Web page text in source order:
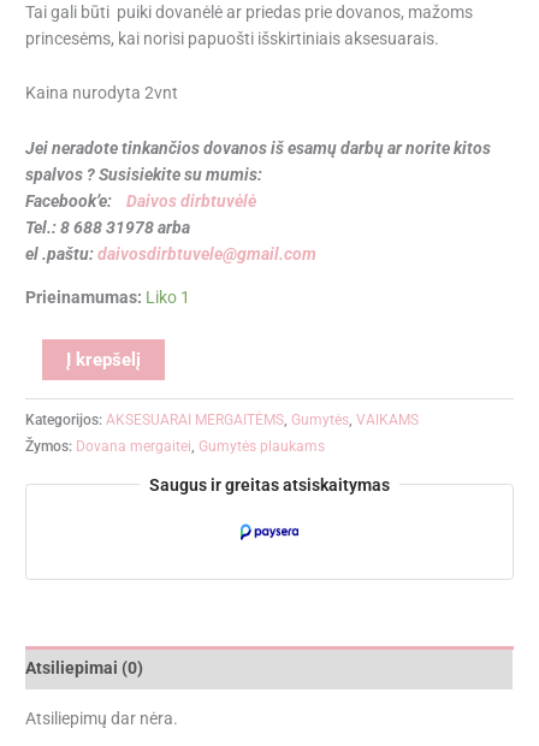
Tai gali būti puiki dovanėlė ar priedas prie dovanos, mažoms
princesėms, kai norisi papuošti išskirtiniais aksesuarais.
Kaina nurodyta 2vnt
Jei neradote tinkančios dovanos iš esamų darbų ar norite kitos
spalvos ? Susisiekite su mumis:
Facebook’e:Daivos dirbtuvėlė
Tel.: 8 688 31978 arba
el .paštu:daivosdirbtuvele@gmail.com
Prieinamumas: Liko 1
Į krepšelį
Kategorijos: AKSESUARAI MERGAITĖMS Gumytės ,VAIKAMS
Žymos: Dovana mergaitei Gumytės plaukams
Saugus ir greitas atsiskaitymas
Atsiliepimai (0)
Atsiliepimų dar nėra.